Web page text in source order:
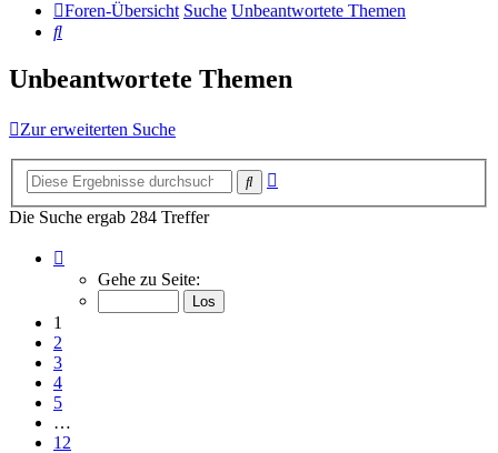
Foren-Übersicht Suche Unbeantwortete Themen
Suche
Unbeantwortete Themen
Zur erweiterten Suche
Suche
Die Suche ergab 284 Treffer
von
Gehe zu Seite:
1
2
3
4
5
…
12